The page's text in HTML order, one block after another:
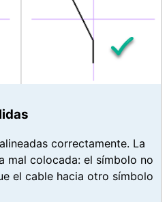
correctamente. La
mal colocada: el símbolo no
el cable hacia otro símbolo